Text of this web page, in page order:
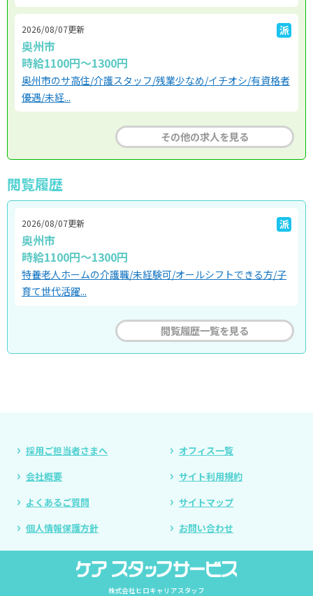
2026/08/07更新 派
奥州市
時給1100円～1300円
奥州市のサ高住/介護スタッフ/残業少なめ/イチオシ/有資格者
優遇/未経...
その他の求人を見る
閲覧履歴
2026/08/07更新 派
奥州市
時給1100円～1300円
特養老人ホームの介護職/未経験可/オールシフトできる方/子
育て世代活躍...
閲覧履歴一覧を見る
採用ご担当者さまへ
オフィス一覧
会社概要
サイト利用規約
よくあるご質問
サイトマップ
個人情報保護方針
お問い合わせ
株式会社ヒロキャリアスタッフ